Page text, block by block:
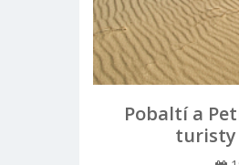
Pobaltí a
turisty